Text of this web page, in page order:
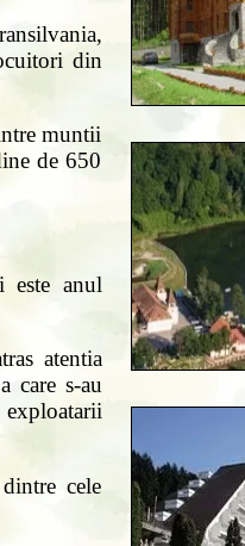
din
muntii
de 650
este anul
atentia
care s-au
cele